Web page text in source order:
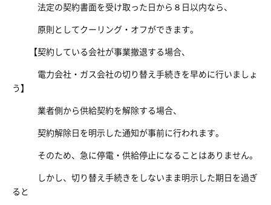
法定の契約書面を受け取った日から８日以内なら、
原則としてクーリング・オフができます。
【契約している会社が事業撤退する場合、
電力会社・ガス会社の切り替え手続きを早めに行いましょ
う】
業者側から供給契約を解除する場合、
契約解除日を明示した通知が事前に行われます。
そのため、急に停電・供給停止になることはありません。
しかし、切り替え手続きをしないまま明示した期日を過ぎ
ると